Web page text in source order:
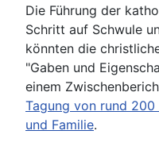
Die Führung der
Schritt auf Schwule
könnten die
"Gaben und
einem
Tagung von rund 200
und Familie.